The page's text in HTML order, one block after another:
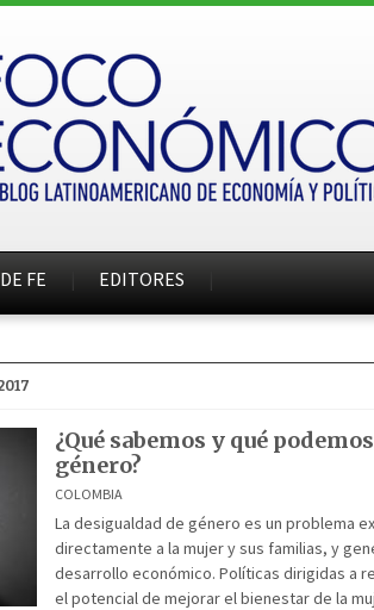
FE EDITORES
¿Qué sabemos y qué
género?
COLOMBIA
La desigualdad de género es un problema
directamente a la mujer y sus familias, y
desarrollo económico. Políticas dirigidas a
el potencial de mejorar el bienestar de la